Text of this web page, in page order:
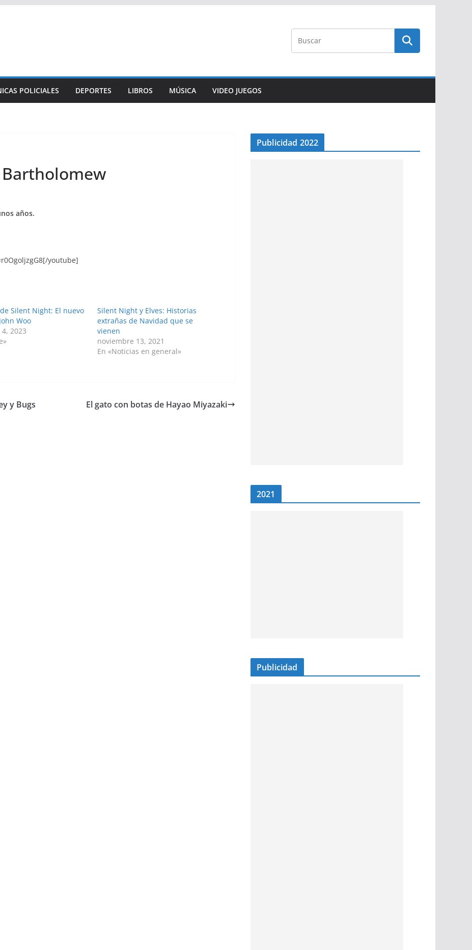
POLICIALES DEPORTES LIBROS MÚSICA VIDEO JUEGOS
años.
youtube]
Silent Night: El nuevo
Woo
2023
Silent Night y Elves: Historias
extrañas de Navidad que se
vienen
noviembre 13, 2021
En «Noticias en general»
y Bugs
El gato con botas de Hayao Miyazaki
Publicidad 2022
2021
Publicidad